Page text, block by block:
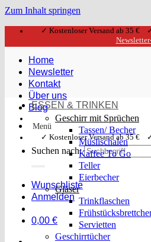
Zum Inhalt springen
✓ Kostenloser Versand ab 35
Home
Newsletter
Kontakt
Über uns
Blog
✓ Kostenloser Versand ab 35
Menü
Suchen nach:
Wunschliste
Anmelden
0,00 €
ESSEN & TRINKEN
Geschirr mit Sprüchen
Tassen/ Becher
Müslischalen
Kaffee To Go
Teller
Eierbecher
Gläser
Trinkflaschen
Servietten
Geschirrtücher